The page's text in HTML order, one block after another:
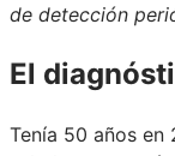
de detección
El
Tenía 50 años